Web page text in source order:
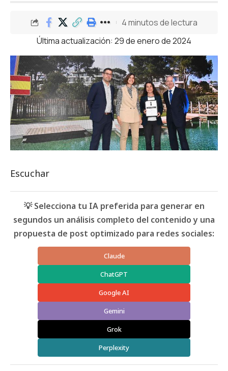
Última actualización: 29 de enero de 2024
4 minutos de lectura
Escuchar
💡 Selecciona tu IA preferida para generar en
segundos un análisis completo del contenido y una
propuesta de post optimizado para redes sociales:
Claude
ChatGPT
Google AI
Gemini
Grok
Perplexity